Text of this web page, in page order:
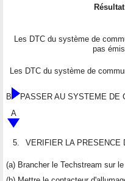
Résultat
Les DTC du système de
pas émis
Les DTC du système de
B
PASSER AU SYSTEME DE
A
5. VERIFIER LA PRESENCE
(a) Brancher le Techstream sur le